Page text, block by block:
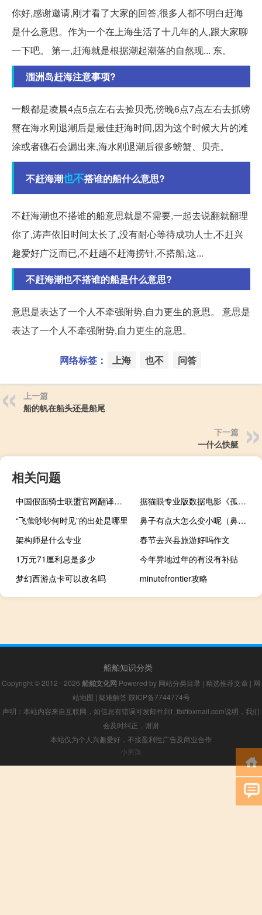
你好,感谢邀请,刚才看了大家的回答,很多人都不明白赶海
是什么意思。作为一个在上海生活了十几年的人,跟大家聊
一下吧。 第一,赶海就是根据潮起潮落的自然现... 东。
涠洲岛赶海注意事项?
一般都是凌晨4点5点左右去捡贝壳,傍晚6点7点左右去抓螃
蟹在海水刚退潮后是最佳赶海时间,因为这个时候大片的滩
涂或者礁石会漏出来,海水刚退潮后很多螃蟹、贝壳。
不赶海潮也不搭谁的船什么意思?
不赶海潮也不搭谁的船意思就是不需要,一起去说翻就翻理
你了,涛声依旧时间太长了,没有耐心等待成功人士,不赶兴
趣爱好广泛而已,不赶趟不赶海捞针,不搭船,这...
不赶海潮也不搭谁的船是什么意思?
意思是表达了一个人不牵强附势,自力更生的意思。 意思是
表达了一个人不牵强附势,自力更生的意思。
网络标签： 上海 也不 问答
上一篇
船的帆在船头还是船尾
下一篇
一什么快艇
相关问题
中国假面骑士联盟官网翻译合集（中国假面骑士联盟）
据猫眼专业版数据电影《孤注一掷》上映6天 总票房破15亿
“飞萤眇眇何时见”的出处是哪里
鼻子有点大怎么变小呢（鼻子有点大怎么变小）
架构师是什么专业
春节去兴县旅游好吗作文
1万元71厘利息是多少
今年异地过年的有没有补贴
梦幻西游点卡可以改名吗
minutefrontier攻略
船舶知识分类
Copyright © 2012 - 2026 船舶文化网 Powered by 网站分类目录 | 精选推荐文章 | 网
站地图 | 疑难解答 陕ICP备7744774号
声明：本站内容来自互联网，如信息有错误可发邮件到f_fb#foxmail.com说明，我们
会及时纠正，谢谢
本站仅为个人兴趣爱好，不接盈利性广告及商业合作
小男孩